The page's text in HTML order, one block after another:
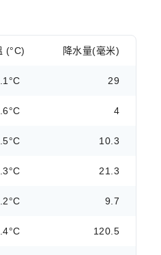
(°C) 降水量(毫米)
29
4
10.3
21.3
9.7
120.5